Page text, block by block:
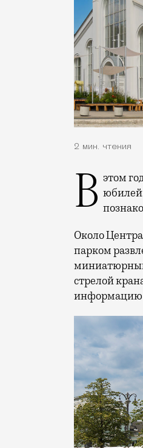
2 мин. чтения
В этом году профессиональный праздник День строителя отмечает 70-летний
Около
парком
стрелой
информацию